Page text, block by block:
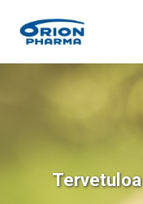
Siirry sisältöön